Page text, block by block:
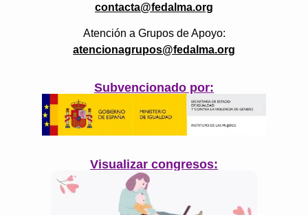
contacta@fedalma.org
Atención a Grupos de Apoyo:
atencionagrupos@fedalma.org
Subvencionado por:
Visualizar congresos: